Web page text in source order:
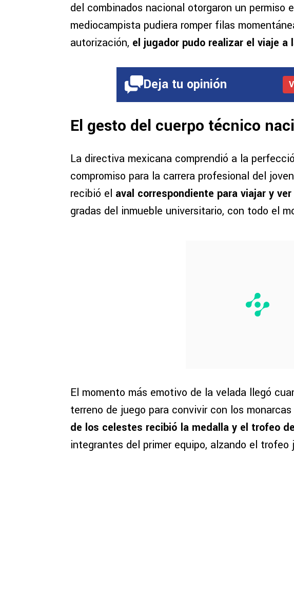
del combinados nacional otorgaron un permiso
mediocampista pudiera romper filas
autorización, el jugador pudo realizar el viaje a
Deja tu opinión
El gesto del cuerpo técnico
La directiva mexicana comprendió a la
compromiso para la carrera profesional del
recibió el aval correspondiente para viajar y
gradas del inmueble universitario, con todo el
El momento más emotivo de la velada llegó
terreno de juego para convivir con los
de los celestes recibió la medalla y el trofeo
integrantes del primer equipo, alzando el trofeo